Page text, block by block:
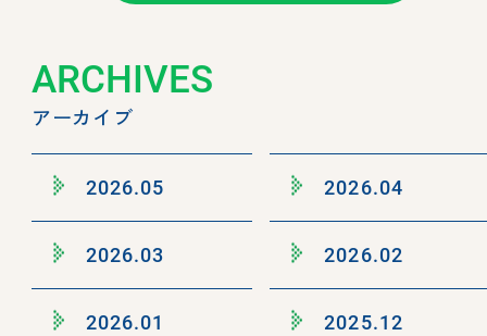
ARCHIVES
アーカイブ
2026.05 2026.04
2026.03 2026.02
2026.01 2025.12